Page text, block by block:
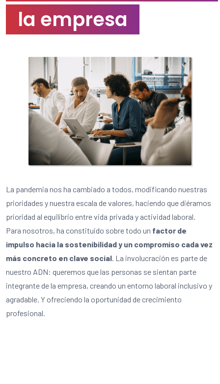
la empresa
La pandemia nos ha cambiado a todos, modificando nuestras
prioridades y nuestra escala de valores, haciendo que diéramos
prioridad al equilibrio entre vida privada y actividad laboral.
Para nosotros, ha constituido sobre todo un factor de
impulso hacia la sostenibilidad y un compromiso cada vez
más concreto en clave social. La involucración es parte de
nuestro ADN: queremos que las personas se sientan parte
integrante de la empresa, creando un entorno laboral inclusivo y
agradable. Y ofreciendo la oportunidad de crecimiento
profesional.